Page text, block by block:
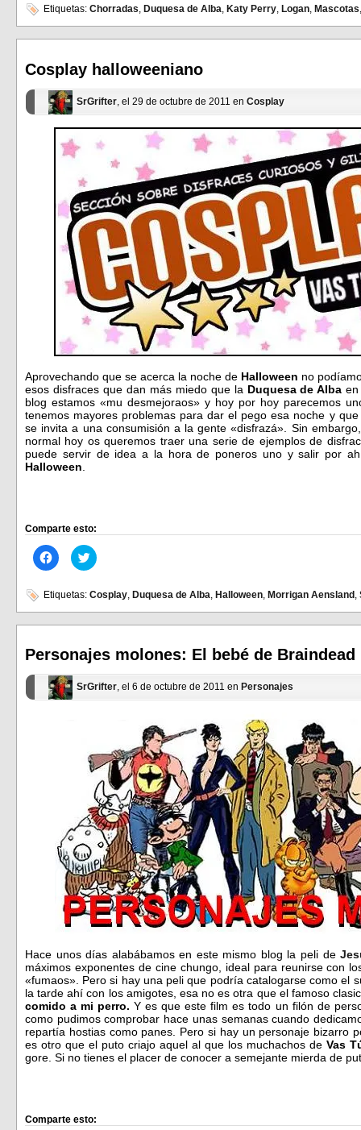
en
Facebook
(Se
abre
ventana
nueva)
en
(Se
abre
ventana
nueva)
Etiquetas: Chorradas, Duquesa de Alba, Katy Perry, Logan, Mascotas
Cosplay halloweeniano
SrGrifter, el 29 de octubre de 2011 en Cosplay
Aprovechando que se acerca la noche de Halloween no
esos disfraces que dan más miedo que la Duquesa de Alba en
blog estamos «mu desmejoraos» y hoy por hoy parecemos
tenemos mayores problemas para dar el pego esa noche y
se invita a una consumisión a la gente «disfrazá». Sin
normal hoy os queremos traer una serie de ejemplos de
puede servir de idea a la hora de poneros uno y salir por
Halloween
Comparte esto:
Haz
clic
en
Facebook
(Se
abre
ventana
nueva)
Haz
clic
en
Twitter
(Se
abre
ventana
nueva)
Etiquetas: Cosplay, Duquesa de Alba, Halloween, Morrigan Aensland ,
Personajes molones: El bebé de Braindead
SrGrifter, el 6 de octubre de 2011 en Personajes
Hace unos días alabábamos en este mismo blog la peli de
máximos exponentes de cine chungo, ideal para reunirse con
«fumaos». Pero si hay una peli que podría catalogarse como el
la tarde ahí con los amigotes, esa no es otra que el famoso
comido a mi perro. Y es que este film es todo un filón de
como pudimos comprobar hace unas semanas cuando
repartía hostias como panes. Pero si hay un personaje bizarro
es otro que el puto criajo aquel al que los muchachos de Vas
gore. Si no tienes el placer de conocer a semejante mierda de
Comparte esto: